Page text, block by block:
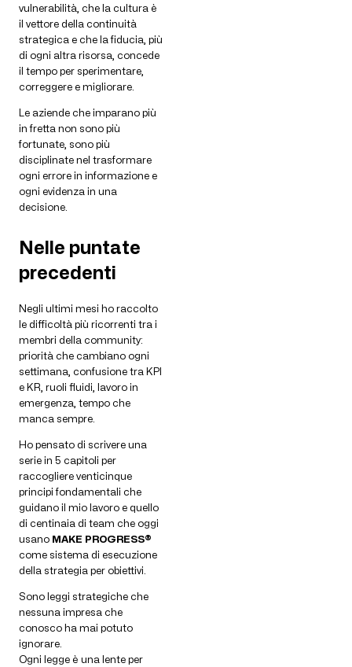
vulnerabilità, che la cultura è
il vettore della continuità
strategica e che la fiducia, più
di ogni altra risorsa, concede
il tempo per sperimentare,
correggere e migliorare.
Le aziende che imparano più
in fretta non sono più
fortunate, sono più
disciplinate nel trasformare
ogni errore in informazione e
ogni evidenza in una
decisione.
Nelle puntate
precedenti
Negli ultimi mesi ho raccolto
le difficoltà più ricorrenti tra i
membri della community:
priorità che cambiano ogni
settimana, confusione tra KPI
e KR, ruoli fluidi, lavoro in
emergenza, tempo che
manca sempre.
Ho pensato di scrivere una
serie in 5 capitoli per
raccogliere venticinque
principi fondamentali che
guidano il mio lavoro e quello
di centinaia di team che oggi
usano MAKE PROGRESS®
come sistema di esecuzione
della strategia per obiettivi.
Sono leggi strategiche che
nessuna impresa che
conosco ha mai potuto
ignorare.
Ogni legge è una lente per